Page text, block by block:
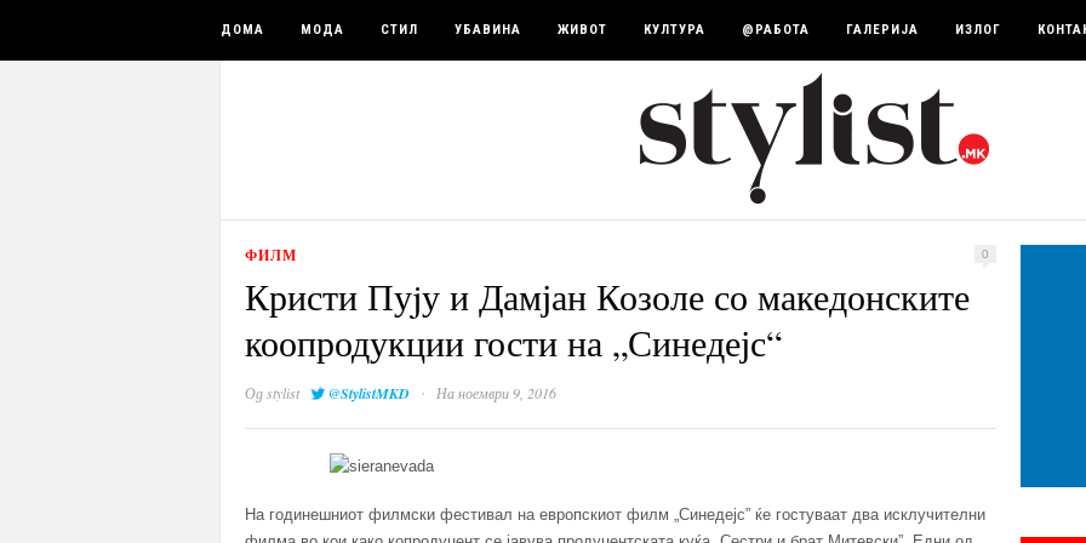
ДОМА МОДА СТИЛ УБАВИНА ЖИВОТ КУЛТУРА @РАБОТА ГАЛЕРИЈА ИЗЛОГ
ФИЛМ 0
Кристи Пуjу и Дамјан Козоле со македонските
коопродукции гости на „Синедејс“
Одstylist @StylistMKD · На ноември 9, 2016
На годинешниот филмски фестивал на европскиот филм „Синедејс” ќе гостуваат два исклучителни